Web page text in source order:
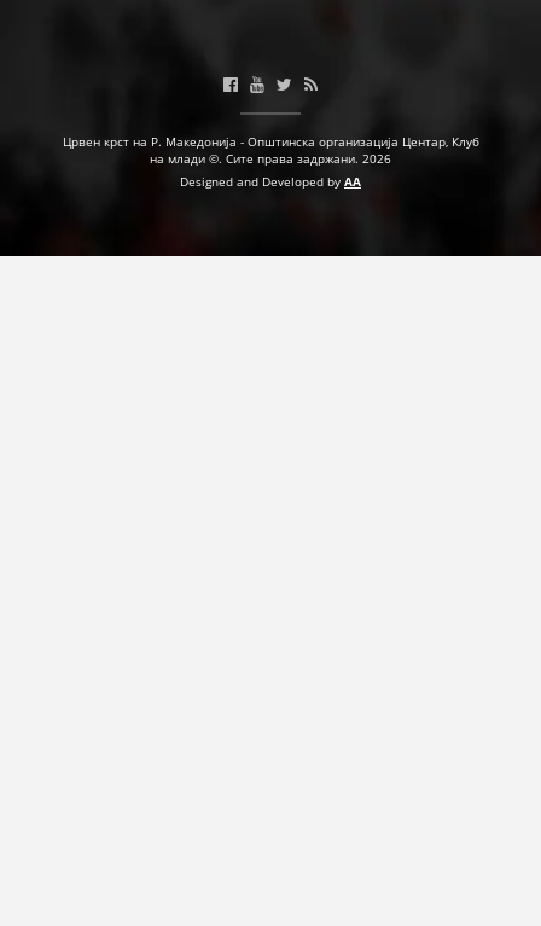
Црвен крст на Р. Македонија - Општинска организација Центар, Клуб
на млади ©. Сите права задржани. 2026
Designed and Developed by AA